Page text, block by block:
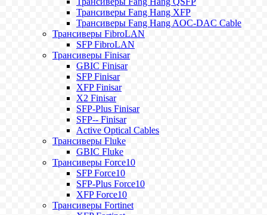
Трансиверы Fang Hang XFP
Трансиверы Fang Hang AOC-DAC Cable
Трансиверы FibroLAN
SFP FibroLAN
Трансиверы Finisar
GBIC Finisar
SFP Finisar
XFP Finisar
X2 Finisar
SFP-Plus Finisar
SFP-- Finisar
Active Optical Cables
Трансиверы Fluke
GBIC Fluke
Трансиверы Force10
SFP Force10
SFP-Plus Force10
XFP Force10
Трансиверы Fortinet